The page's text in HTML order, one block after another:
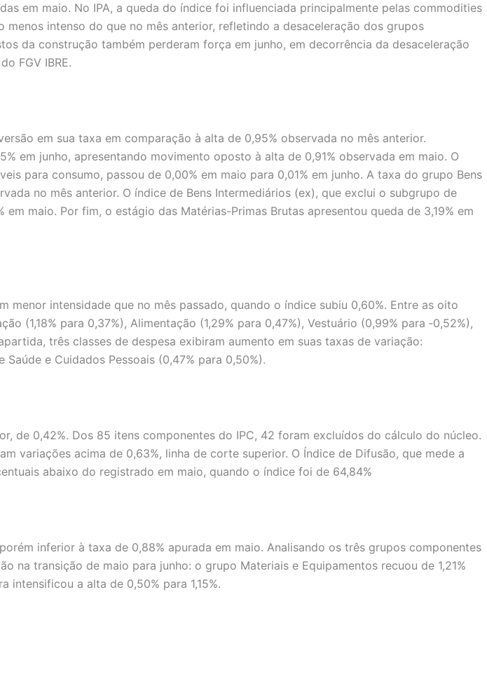
em maio. No IPA, a queda do índice foi influenciada principalmente pelas commodities
intenso do que no mês anterior, refletindo a desaceleração dos grupos
da construção também perderam força em junho, em decorrência da desaceleração
FGV IBRE.
em sua taxa em comparação à alta de 0,95% observada no mês anterior.
em junho, apresentando movimento oposto à alta de 0,91% observada em maio. O
para consumo, passou de 0,00% em maio para 0,01% em junho. A taxa do grupo Bens
no mês anterior. O índice de Bens Intermediários (ex), que exclui o subgrupo de
maio. Por fim, o estágio das Matérias-Primas Brutas apresentou queda de 3,19% em
intensidade que no mês passado, quando o índice subiu 0,60%. Entre as oito
(1,18% para 0,37%), Alimentação (1,29% para 0,47%), Vestuário (0,99% para ‑0,52%),
três classes de despesa exibiram aumento em suas taxas de variação:
Saúde e Cuidados Pessoais (0,47% para 0,50%).
de 0,42%. Dos 85 itens componentes do IPC, 42 foram excluídos do cálculo do núcleo.
variações acima de 0,63%, linha de corte superior. O Índice de Difusão, que mede a
abaixo do registrado em maio, quando o índice foi de 64,84%
inferior à taxa de 0,88% apurada em maio. Analisando os três grupos componentes
na transição de maio para junho: o grupo Materiais e Equipamentos recuou de 1,21%
intensificou a alta de 0,50% para 1,15%.